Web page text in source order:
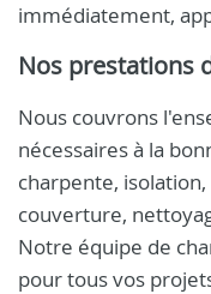
immédiatement,
Nos prestations
Nous couvrons
nécessaires à la
charpente,
couverture,
Notre équipe de
pour tous vos